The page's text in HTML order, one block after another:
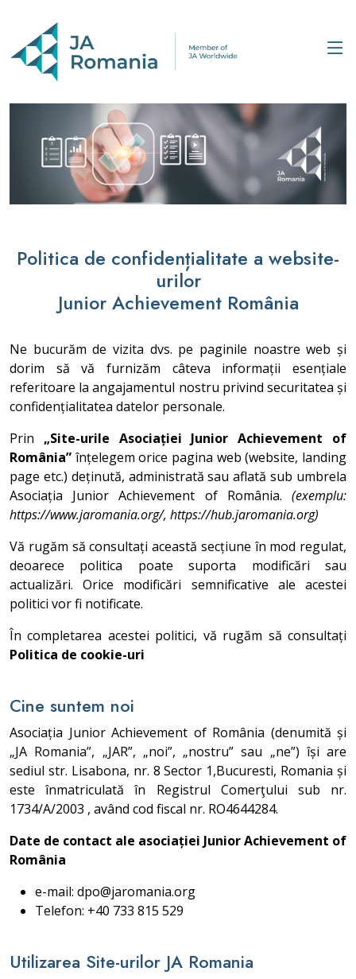
Politica de confidențialitate a website-
urilor
Junior Achievement România
Ne bucurăm de vizita dvs. pe paginile noastre web și
dorim să vă furnizăm câteva informații esențiale
referitoare la angajamentul nostru privind securitatea și
confidențialitatea datelor personale.
Prin „Site-urile Asociației Junior Achievement of
România” înțelegem orice pagina web (website, landing
page etc.) deținută, administrată sau aflată sub umbrela
Asociația Junior Achievement of România. (exemplu:
https://www.jaromania.org/, https://hub.jaromania.org)
Vă rugăm să consultați această secțiune în mod regulat,
deoarece politica poate suporta modificări sau
actualizări. Orice modificări semnificative ale acestei
politici vor fi notificate.
În completarea acestei politici, vă rugăm să consultați
Politica de cookie-uri
Cine suntem noi
Asociația Junior Achievement of România (denumită și
„JA Romania”, „JAR”, „noi”, „nostru” sau „ne”) își are
sediul str. Lisabona, nr. 8 Sector 1,Bucuresti, Romania și
este înmatriculată în Registrul Comerţului sub nr.
1734/A/2003 , având cod fiscal nr. RO4644284.
Date de contact ale asociației Junior Achievement of
România
e-mail: dpo@jaromania.org
Telefon: +40 733 815 529
Utilizarea Site-urilor JA Romania